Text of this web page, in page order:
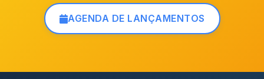
AGENDA DE LANÇAMENTOS